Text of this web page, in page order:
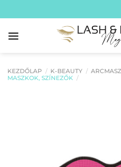
to
content
KEZDŐLAP / K-BEAUTY /
MASZKOK, SZÍNEZŐK /